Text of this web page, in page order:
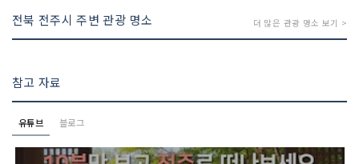
전북 전주시 주변 관광 명소 더 많은 관광 명소 보기 >
참고 자료
유튜브 블로그